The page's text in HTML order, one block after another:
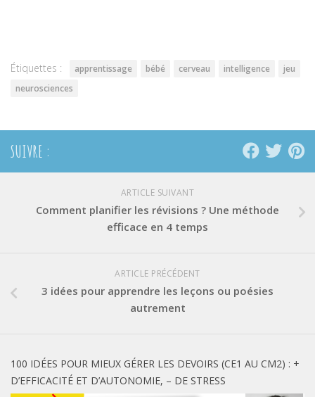
Étiquettes : apprentissage bébé cerveau intelligence
jeu
neurosciences
SUIVRE :
ARTICLE SUIVANT
Comment planifier les révisions ? Une méthode
efficace en 4 temps
ARTICLE PRÉCÉDENT
3 idées pour apprendre les leçons ou poésies
autrement
100 IDÉES POUR MIEUX GÉRER LES DEVOIRS (CE1 AU CM2) : +
D’EFFICACITÉ ET D’AUTONOMIE, – DE STRESS